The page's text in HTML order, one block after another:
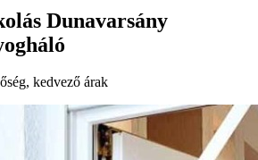
Dunavarsány
kedvező árak